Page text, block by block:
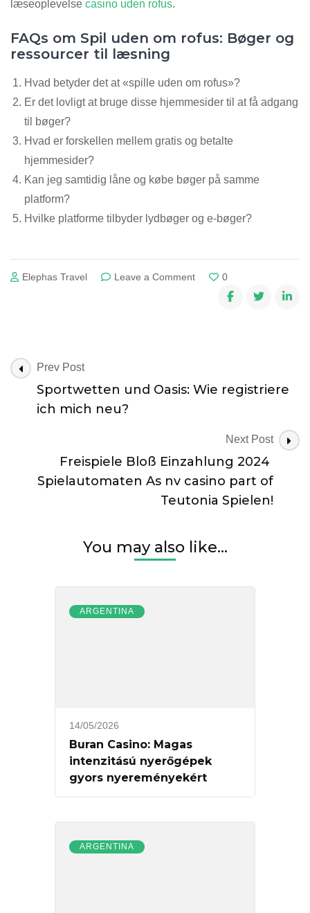
læseoplevelse casino uden rofus.
FAQs om Spil uden om rofus: Bøger og
ressourcer til læsning
Hvad betyder det at «spille uden om rofus»?
Er det lovligt at bruge disse hjemmesider til at få adgang
til bøger?
Hvad er forskellen mellem gratis og betalte
hjemmesider?
Kan jeg samtidig låne og købe bøger på samme
platform?
Hvilke platforme tilbyder lydbøger og e-bøger?
Elephas Travel Leave a Commenton
til
0
Post
Navigation
Prev Post
Sportwetten und Oasis: Wie registriere
ich mich neu?
Next Post
Freispiele Bloß Einzahlung 2024 ️
Spielautomaten As nv casino part of
Teutonia Spielen!
You may also like...
ARGENTINA
14/05/2026
Buran Casino: Magas
intenzitású nyerőgépek
gyors nyereményekért
ARGENTINA